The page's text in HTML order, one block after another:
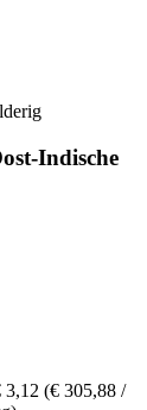
Indische
3,12 (€ 305,88 /